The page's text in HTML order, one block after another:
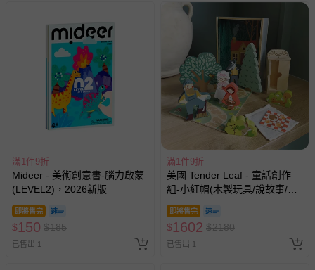
滿1件9折
Mideer - 美術創意書-腦力啟蒙
(LEVEL2)，2026新版
即將售完
$150 $185
已售出 1
滿1件9折
美國 Tender Leaf - 童話創作
組-小紅帽(木製玩具/說故事/教
育益智)
即將售完
$1602 $2180
已售出 1